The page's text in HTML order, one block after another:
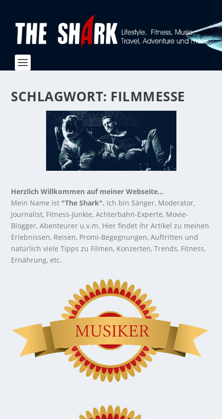
SCHLAGWORT: FILMMESSE
Herzlich Willkommen auf meiner Webseite...
Mein Name ist "The Shark". Ich bin Sänger, Moderator,
Journalist, Fitness-Junkie, Achterbahn-Experte, Movie-
Blogger, Abenteurer u.v.m. Hier findet ihr Artikel zu meinen
Erlebnissen, Reisen, Promi-Begegnungen, Auftritten und
natürlich viele Tipps zu Filmen, Konzerten, Trends, Fitness,
Ernährung, etc.